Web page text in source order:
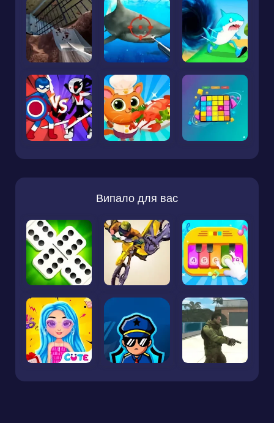
Випало для вас